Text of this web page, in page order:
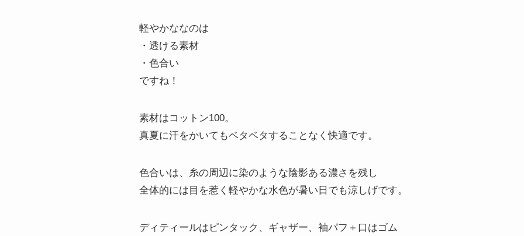
軽やかななのは
・透ける素材
・色合い
ですね！
素材はコットン100。
真夏に汗をかいてもベタベタすることなく快適です。
色合いは、糸の周辺に染のような陰影ある濃さを残し
全体的には目を惹く軽やかな水色が暑い日でも涼しげです。
ディティールはピンタック、ギャザー、袖パフ＋口はゴム